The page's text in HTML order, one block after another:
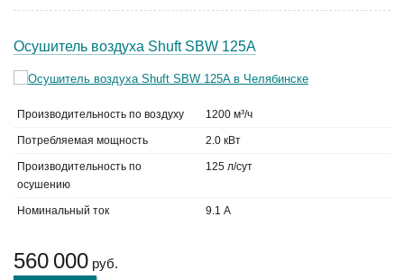
Осушитель воздуха Shuft SBW 125A
Производительность по воздуху 1200 м³/ч
Потребляемая мощность 2.0 кВт
Производительность по
осушению
125 л/сут
Номинальный ток 9.1 А
560 000 руб.